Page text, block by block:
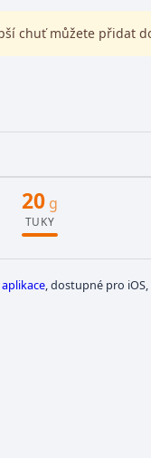
chuť můžete přidat
20g
TUKY
aplikace, dostupné pro iOS,